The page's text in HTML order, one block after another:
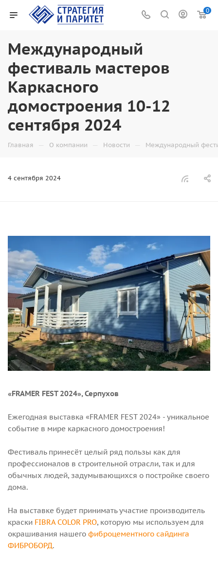
0
Международный
фестиваль мастеров
Каркасного
домостроения 10-12
сентября 2024
Главная — О компании — Новости — Международный
4 сентября 2024
«FRAMER FEST 2024», Серпухов
Ежегодная выставка «FRAMER FEST 2024» - уникальное
событие в мире каркасного домостроения!
Фестиваль принесёт целый ряд пользы как для
профессионалов в строительной отрасли, так и для
обычных людей, задумывающихся о постройке своего
дома.
На выставке будет принимать участие производитель
краски FIBRA COLOR PRO, которую мы используем для
окрашивания нашего фиброцементного сайдинга
ФИБРОБОРД.